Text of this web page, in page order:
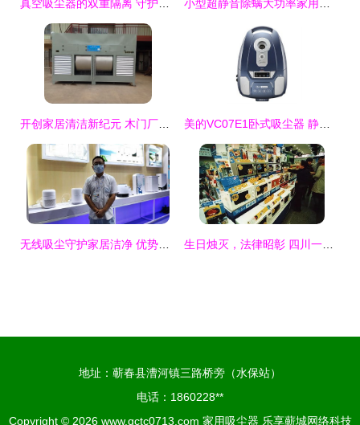
地址：蕲春县漕河镇三路桥旁（水保站）
电话：1860228**
Copyright © 2026 www.qctc0713.com 家用吸尘器 乐享蕲城网络科技